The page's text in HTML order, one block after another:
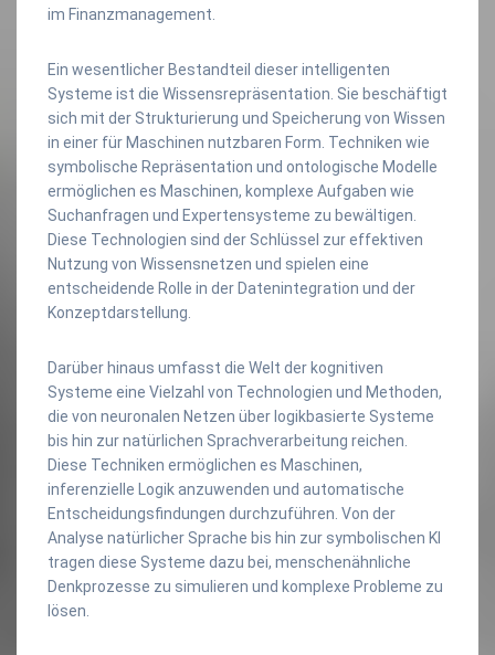
im Finanzmanagement.
Ein wesentlicher Bestandteil dieser intelligenten
Systeme ist die Wissensrepräsentation. Sie beschäftigt
sich mit der Strukturierung und Speicherung von Wissen
in einer für Maschinen nutzbaren Form. Techniken wie
symbolische Repräsentation und ontologische Modelle
ermöglichen es Maschinen, komplexe Aufgaben wie
Suchanfragen und Expertensysteme zu bewältigen.
Diese Technologien sind der Schlüssel zur effektiven
Nutzung von Wissensnetzen und spielen eine
entscheidende Rolle in der Datenintegration und der
Konzeptdarstellung.
Darüber hinaus umfasst die Welt der kognitiven
Systeme eine Vielzahl von Technologien und Methoden,
die von neuronalen Netzen über logikbasierte Systeme
bis hin zur natürlichen Sprachverarbeitung reichen.
Diese Techniken ermöglichen es Maschinen,
inferenzielle Logik anzuwenden und automatische
Entscheidungsfindungen durchzuführen. Von der
Analyse natürlicher Sprache bis hin zur symbolischen KI
tragen diese Systeme dazu bei, menschenähnliche
Denkprozesse zu simulieren und komplexe Probleme zu
lösen.